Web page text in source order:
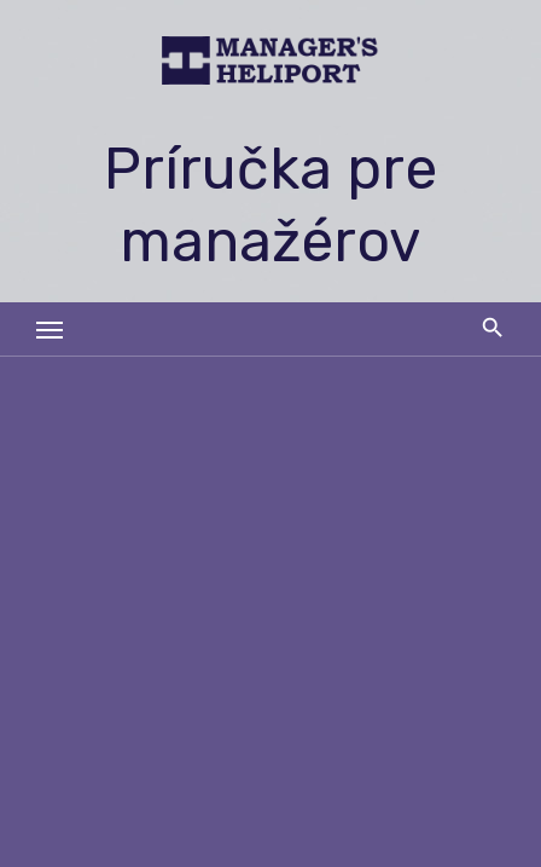
Príručka pre
manažérov